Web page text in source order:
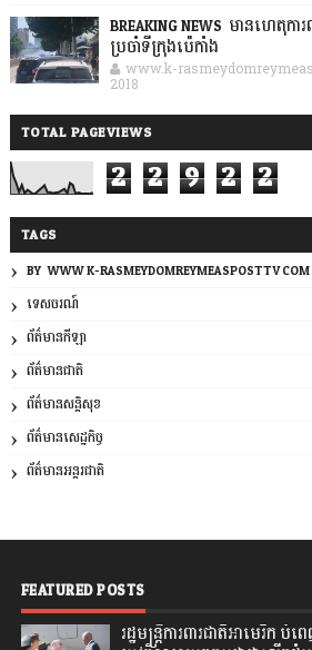
BREAKING NEWS: មានហេតុក
ប្រចាំទីក្រុងប៉េកាំង
www.k-
2018
TOTAL PAGEVIEWS
2 2 9 2 2
TAGS
BY: WWW.K-
ទេសចរណ៍
ព័ត៌មានកីឡា
ព័ត៌មានជាតិ
ព័ត៌មានសន្តិសុខ
ព័ត៌មានសេដ្ឋកិច្ច
ព័ត៌មានអន្តរជាតិ
FEATURED POSTS
រដ្ឋមន្រ្តីការពារជាតិអាមេរិក បំ